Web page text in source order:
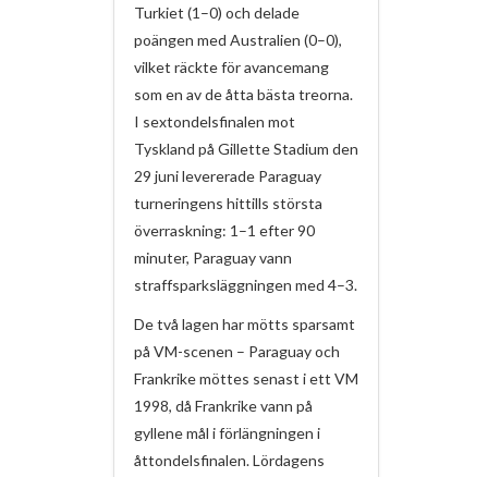
Turkiet (1–0) och delade
poängen med Australien (0–0),
vilket räckte för avancemang
som en av de åtta bästa treorna.
I sextondelsfinalen mot
Tyskland på Gillette Stadium den
29 juni levererade Paraguay
turneringens hittills största
överraskning: 1–1 efter 90
minuter, Paraguay vann
straffsparksläggningen med 4–3.
De två lagen har mötts sparsamt
på VM-scenen – Paraguay och
Frankrike möttes senast i ett VM
1998, då Frankrike vann på
gyllene mål i förlängningen i
åttondelsfinalen. Lördagens